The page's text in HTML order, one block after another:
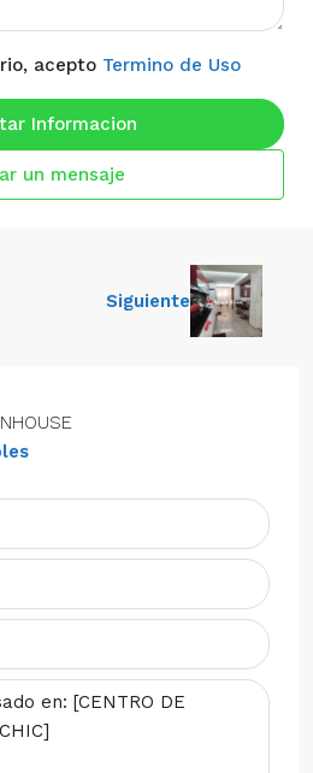
acepto Termino de Uso
Informacion
un mensaje
Siguiente